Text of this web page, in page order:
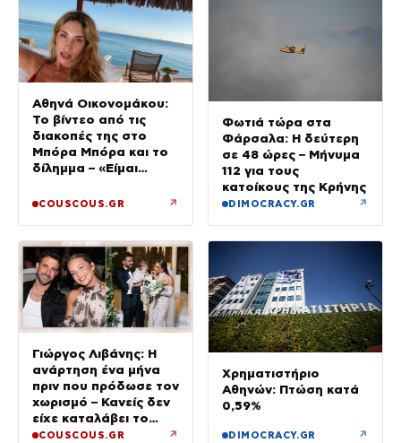
Αθηνά Οικονομάκου:
Το βίντεο από τις
διακοπές της στο
Μπόρα Μπόρα και το
δίλημμα – «Είμαι
αυτή τη θέα»
COUSCOUS.GR ↗
Φωτιά τώρα στα
Φάρσαλα: Η δεύτερη
σε 48 ώρες – Μήνυμα
112 για τους
κατοίκους της Κρήνης
DIMOCRACY.GR ↗
Γιώργος Λιβάνης: Η
ανάρτηση ένα μήνα
πριν που πρόδωσε τον
χωρισμό – Κανείς δεν
είχε καταλάβει το
δράμα που περνούσε
COUSCOUS.GR ↗
Χρηματιστήριο
Αθηνών: Πτώση κατά
0,59%
DIMOCRACY.GR ↗